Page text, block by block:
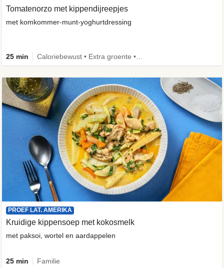
Tomatenorzo met kippendijreepjes
met komkommer-munt-yoghurtdressing
25 min
PROEF LAT. AMERIKA
Kruidige kippensoep met kokosmelk
met paksoi, wortel en aardappelen
25 min Familie